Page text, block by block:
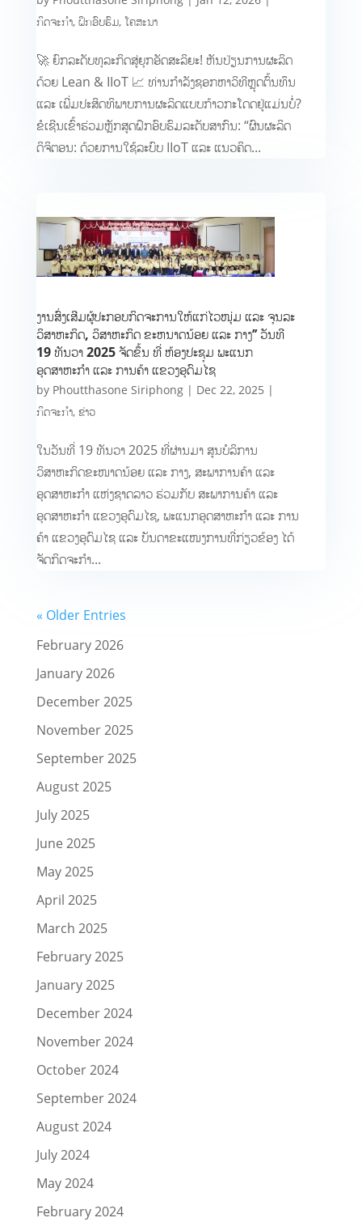
ກິດຈະກຳ, ຝຶກອົບຮົມ, ໂຄສະນາ
🚀 ຍົກລະດັບທຸລະກິດສູ່ຍຸກອັດສະລິຍະ! ຫັນປ່ຽນການຜະລິດ
ດ້ວຍ Lean & IIoT 📈 ທ່ານກຳລັງຊອກຫາວິທີຫຼຸດຕົ້ນທຶນ
ແລະ ເພີ່ມປະສິດທິພາບການຜະລິດແບບກ້າວກະໂດດຢູ່ແມ່ນບໍ່?
ຂໍເຊີນເຂົ້າຮ່ວມຫຼັກສູດຝຶກອົບຮົມລະດັບສາກົນ: “ຜົນຜະລິດ
ດິຈິຕອນ: ດ້ວຍການໃຊ້ລະບົບ IIoT ແລະ ແນວຄິດ...
ງານສົ່ງເສີມຜູ້ປະກອບກິດຈະການໃຫ້ແກ່ໄວໜຸ່ມ ແລະ ຈຸນລະ
ວິສາຫະກິດ, ວິສາຫະກິດ ຂະຫນາດນ້ອຍ ແລະ ກາງ’’ ວັນທີ
19 ທັນວາ 2025 ຈັດຂຶ້ນ ທີ່ ຫ້ອງປະຊຸມ ພະແນກ
ອຸດສາຫະກຳ ແລະ ການຄ້າ ແຂວງອຸດົມໄຊ
by Phoutthasone Siriphong| Dec 22, 2025 |
ກິດຈະກຳ, ຂ່າວ
ໃນວັນທີ່ 19 ທັນວາ 2025 ທີ່ຜ່ານມາ ສູນບໍລິການ
ວິສາຫະກິດຂະໜາດນ້ອຍ ແລະ ກາງ, ສະພາການຄ້າ ແລະ
ອຸດສາຫະກຳ ແຫ່ງຊາດລາວ ຮ່ວມກັບ ສະພາການຄ້າ ແລະ
ອຸດສາຫະກຳ ແຂວງອຸດົມໄຊ, ພະແນກອຸດສາຫະກຳ ແລະ ການ
ຄ້າ ແຂວງອຸດົມໄຊ ແລະ ບັນດາຂະແໜງການທີ່ກ່ຽວຂ້ອງ ໄດ້
ຈັດກິດຈະກຳ...
« Older Entries
February 2026
January 2026
December 2025
November 2025
September 2025
August 2025
July 2025
June 2025
May 2025
April 2025
March 2025
February 2025
January 2025
December 2024
November 2024
October 2024
September 2024
August 2024
July 2024
May 2024
February 2024